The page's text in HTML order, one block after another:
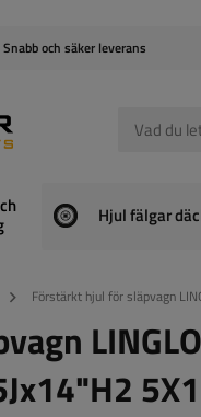
Snabb och säker leverans
Hjul fälgar
Förstärkt hjul för släpvagn